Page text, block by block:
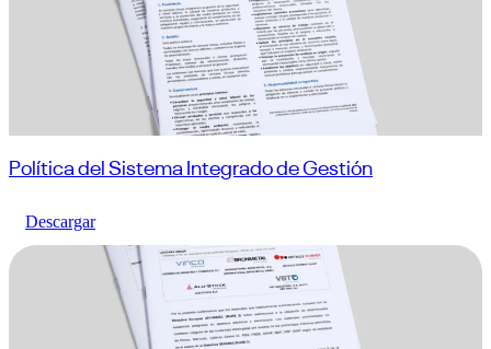
Política del Sistema Integrado de Gestión
Descargar